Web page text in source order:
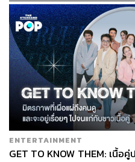
เป็นไปได้มากกว่า 50%
ทั้งนี้ หากให้ประเมินความเป็
ระหว่าง Honda และ Nissan
สถานการณ์ที่วิน-วินทั้ง 2 ฝ่าย
กล่าวคือปัญหาภายในของ
คนนอกในการเข้ามาจัดการ
จุดนี้ ส่วน Honda ก็จะได้เครือ
ด้านรถยนต์ไฟฟ้าที่ Nissan ถื
ENTERTAINMENT
GET TO KNOW THEM: เนื้อคู่